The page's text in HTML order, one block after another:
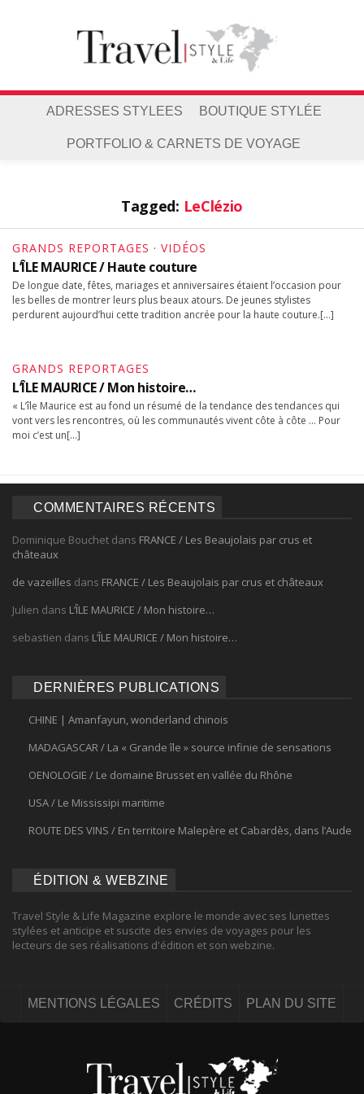
ADRESSES STYLEES BOUTIQUE STYLÉE
PORTFOLIO & CARNETS DE VOYAGE
Tagged: LeClézio
GRANDS REPORTAGES · VIDÉOS
L’ÎLE MAURICE / Haute couture
De longue date, fêtes, mariages et anniversaires étaient l’occasion pour
les belles de montrer leurs plus beaux atours. De jeunes stylistes
perdurent aujourd’hui cette tradition ancrée pour la haute couture.[…]
GRANDS REPORTAGES
L’ÎLE MAURICE / Mon histoire…
« L’île Maurice est au fond un résumé de la tendance des tendances qui
vont vers les rencontres, où les communautés vivent côte à côte … Pour
moi c’est un[…]
COMMENTAIRES RÉCENTS
Dominique Bouchet dans FRANCE / Les Beaujolais par crus et
châteaux
de vazeilles dans FRANCE / Les Beaujolais par crus et châteaux
Julien dans L’ÎLE MAURICE / Mon histoire…
sebastien dans L’ÎLE MAURICE / Mon histoire…
DERNIÈRES PUBLICATIONS
CHINE | Amanfayun, wonderland chinois
MADAGASCAR / La « Grande île » source infinie de sensations
OENOLOGIE / Le domaine Brusset en vallée du Rhône
USA / Le Mississipi maritime
ROUTE DES VINS / En territoire Malepère et Cabardès, dans l’Aude
ÉDITION & WEBZINE
Travel Style & Life Magazine explore le monde avec ses lunettes
stylées et anticipe et suscite des envies de voyages pour les
lecteurs de ses réalisations d'édition et son webzine.
MENTIONS LÉGALES CRÉDITS PLAN DU SITE